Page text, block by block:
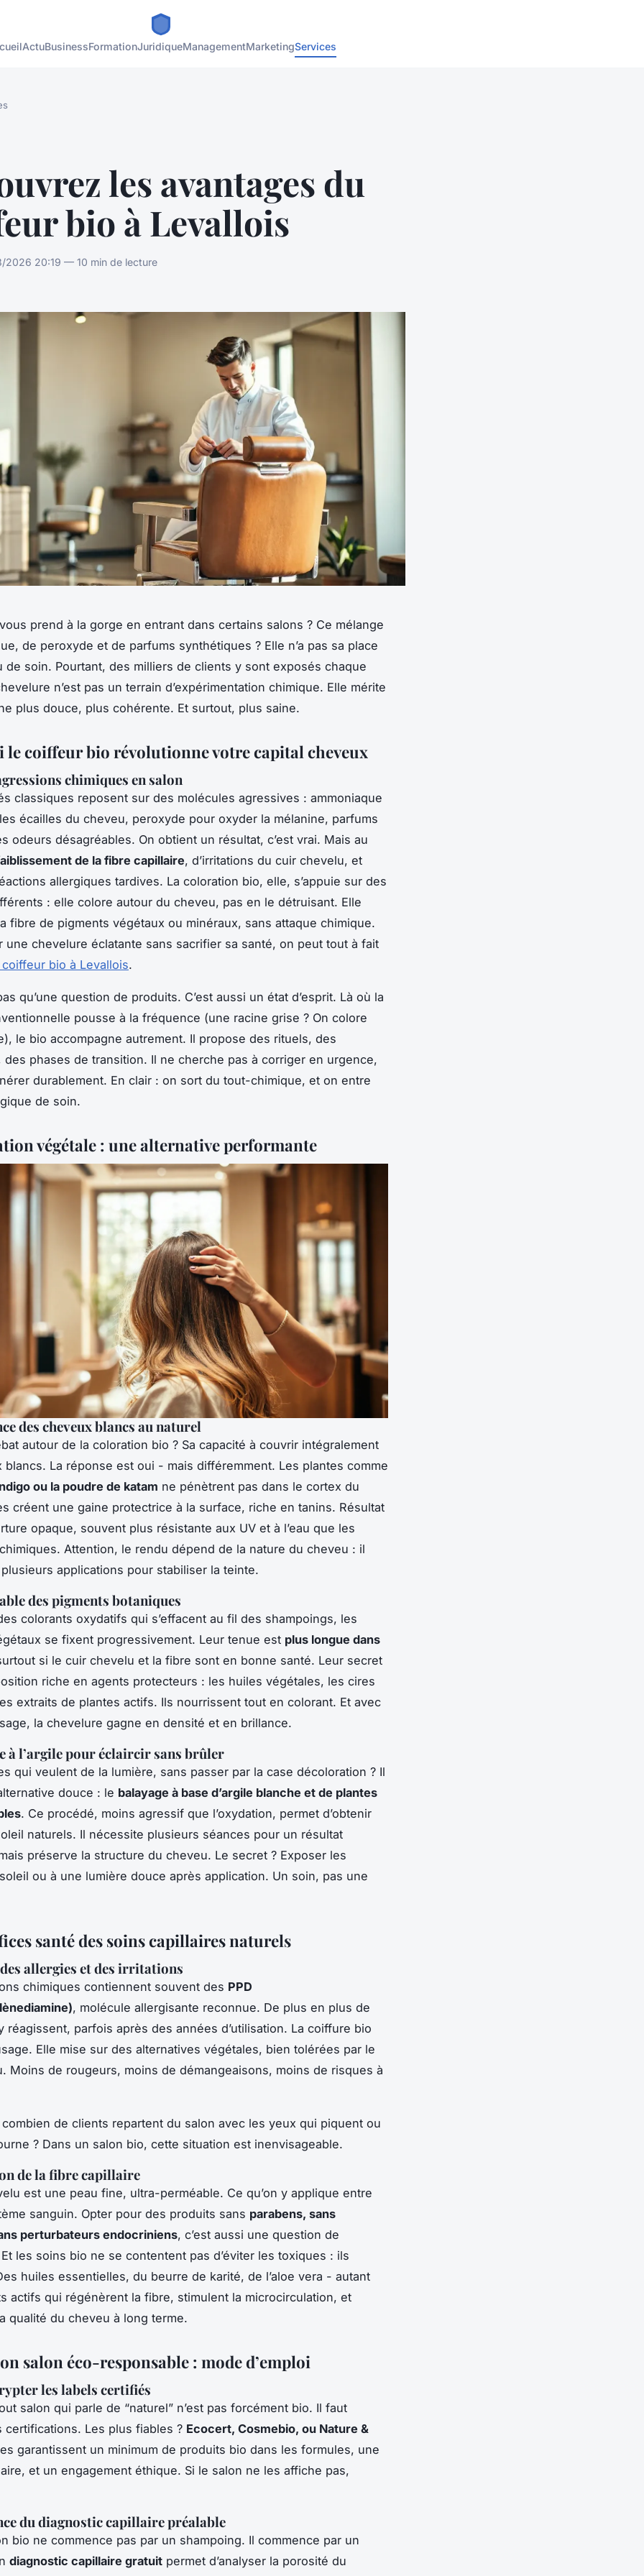
ActuBusinessFormationJuridiqueManagementMarketingServices
les avantages du
bio à Levallois
20:19 — 10 min de lecture
prend à la gorge en entrant dans certains salons ? Ce mélange
de peroxyde et de parfums synthétiques ? Elle n’a pas sa place
de soin. Pourtant, des milliers de clients y sont exposés chaque
n’est pas un terrain d’expérimentation chimique. Elle mérite
plus douce, plus cohérente. Et surtout, plus saine.
le coiffeur bio révolutionne votre capital cheveux
chimiques en salon
classiques reposent sur des molécules agressives : ammoniaque
écailles du cheveu, peroxyde pour oxyder la mélanine, parfums
odeurs désagréables. On obtient un résultat, c’est vrai. Mais au
de la fibre capillaire, d’irritations du cuir chevelu, et
allergiques tardives. La coloration bio, elle, s’appuie sur des
: elle colore autour du cheveu, pas en le détruisant. Elle
fibre de pigments végétaux ou minéraux, sans attaque chimique.
une chevelure éclatante sans sacrifier sa santé, on peut tout à fait
bio à Levallois.
qu’une question de produits. C’est aussi un état d’esprit. Là où la
pousse à la fréquence (une racine grise ? On colore
le bio accompagne autrement. Il propose des rituels, des
des phases de transition. Il ne cherche pas à corriger en urgence,
durablement. En clair : on sort du tout-chimique, et on entre
de soin.
végétale : une alternative performante
des cheveux blancs au naturel
autour de la coloration bio ? Sa capacité à couvrir intégralement
blancs. La réponse est oui - mais différemment. Les plantes comme
ou la poudre de katam ne pénètrent pas dans le cortex du
créent une gaine protectrice à la surface, riche en tanins. Résultat
opaque, souvent plus résistante aux UV et à l’eau que les
Attention, le rendu dépend de la nature du cheveu : il
applications pour stabiliser la teinte.
des pigments botaniques
colorants oxydatifs qui s’effacent au fil des shampoings, les
se fixent progressivement. Leur tenue est plus longue dans
si le cuir chevelu et la fibre sont en bonne santé. Leur secret
riche en agents protecteurs : les huiles végétales, les cires
extraits de plantes actifs. Ils nourrissent tout en colorant. Et avec
la chevelure gagne en densité et en brillance.
à l’argile pour éclaircir sans brûler
qui veulent de la lumière, sans passer par la case décoloration ? Il
douce : le balayage à base d’argile blanche et de plantes
. Ce procédé, moins agressif que l’oxydation, permet d’obtenir
naturels. Il nécessite plusieurs séances pour un résultat
préserve la structure du cheveu. Le secret ? Exposer les
ou à une lumière douce après application. Un soin, pas une
santé des soins capillaires naturels
allergies et des irritations
chimiques contiennent souvent des PPD
, molécule allergisante reconnue. De plus en plus de
réagissent, parfois après des années d’utilisation. La coiffure bio
Elle mise sur des alternatives végétales, bien tolérées par le
Moins de rougeurs, moins de démangeaisons, moins de risques à
de clients repartent du salon avec les yeux qui piquent ou
? Dans un salon bio, cette situation est inenvisageable.
de la fibre capillaire
est une peau fine, ultra-perméable. Ce qu’on y applique entre
sanguin. Opter pour des produits sans parabens, sans
perturbateurs endocriniens, c’est aussi une question de
les soins bio ne se contentent pas d’éviter les toxiques : ils
huiles essentielles, du beurre de karité, de l’aloe vera - autant
actifs qui régénèrent la fibre, stimulent la microcirculation, et
qualité du cheveu à long terme.
salon éco-responsable : mode d’emploi
les labels certifiés
salon qui parle de “naturel” n’est pas forcément bio. Il faut
certifications. Les plus fiables ? Ecocert, Cosmebio, ou Nature &
garantissent un minimum de produits bio dans les formules, une
et un engagement éthique. Si le salon ne les affiche pas,
du diagnostic capillaire préalable
bio ne commence pas par un shampoing. Il commence par un
diagnostic capillaire gratuit permet d’analyser la porosité du